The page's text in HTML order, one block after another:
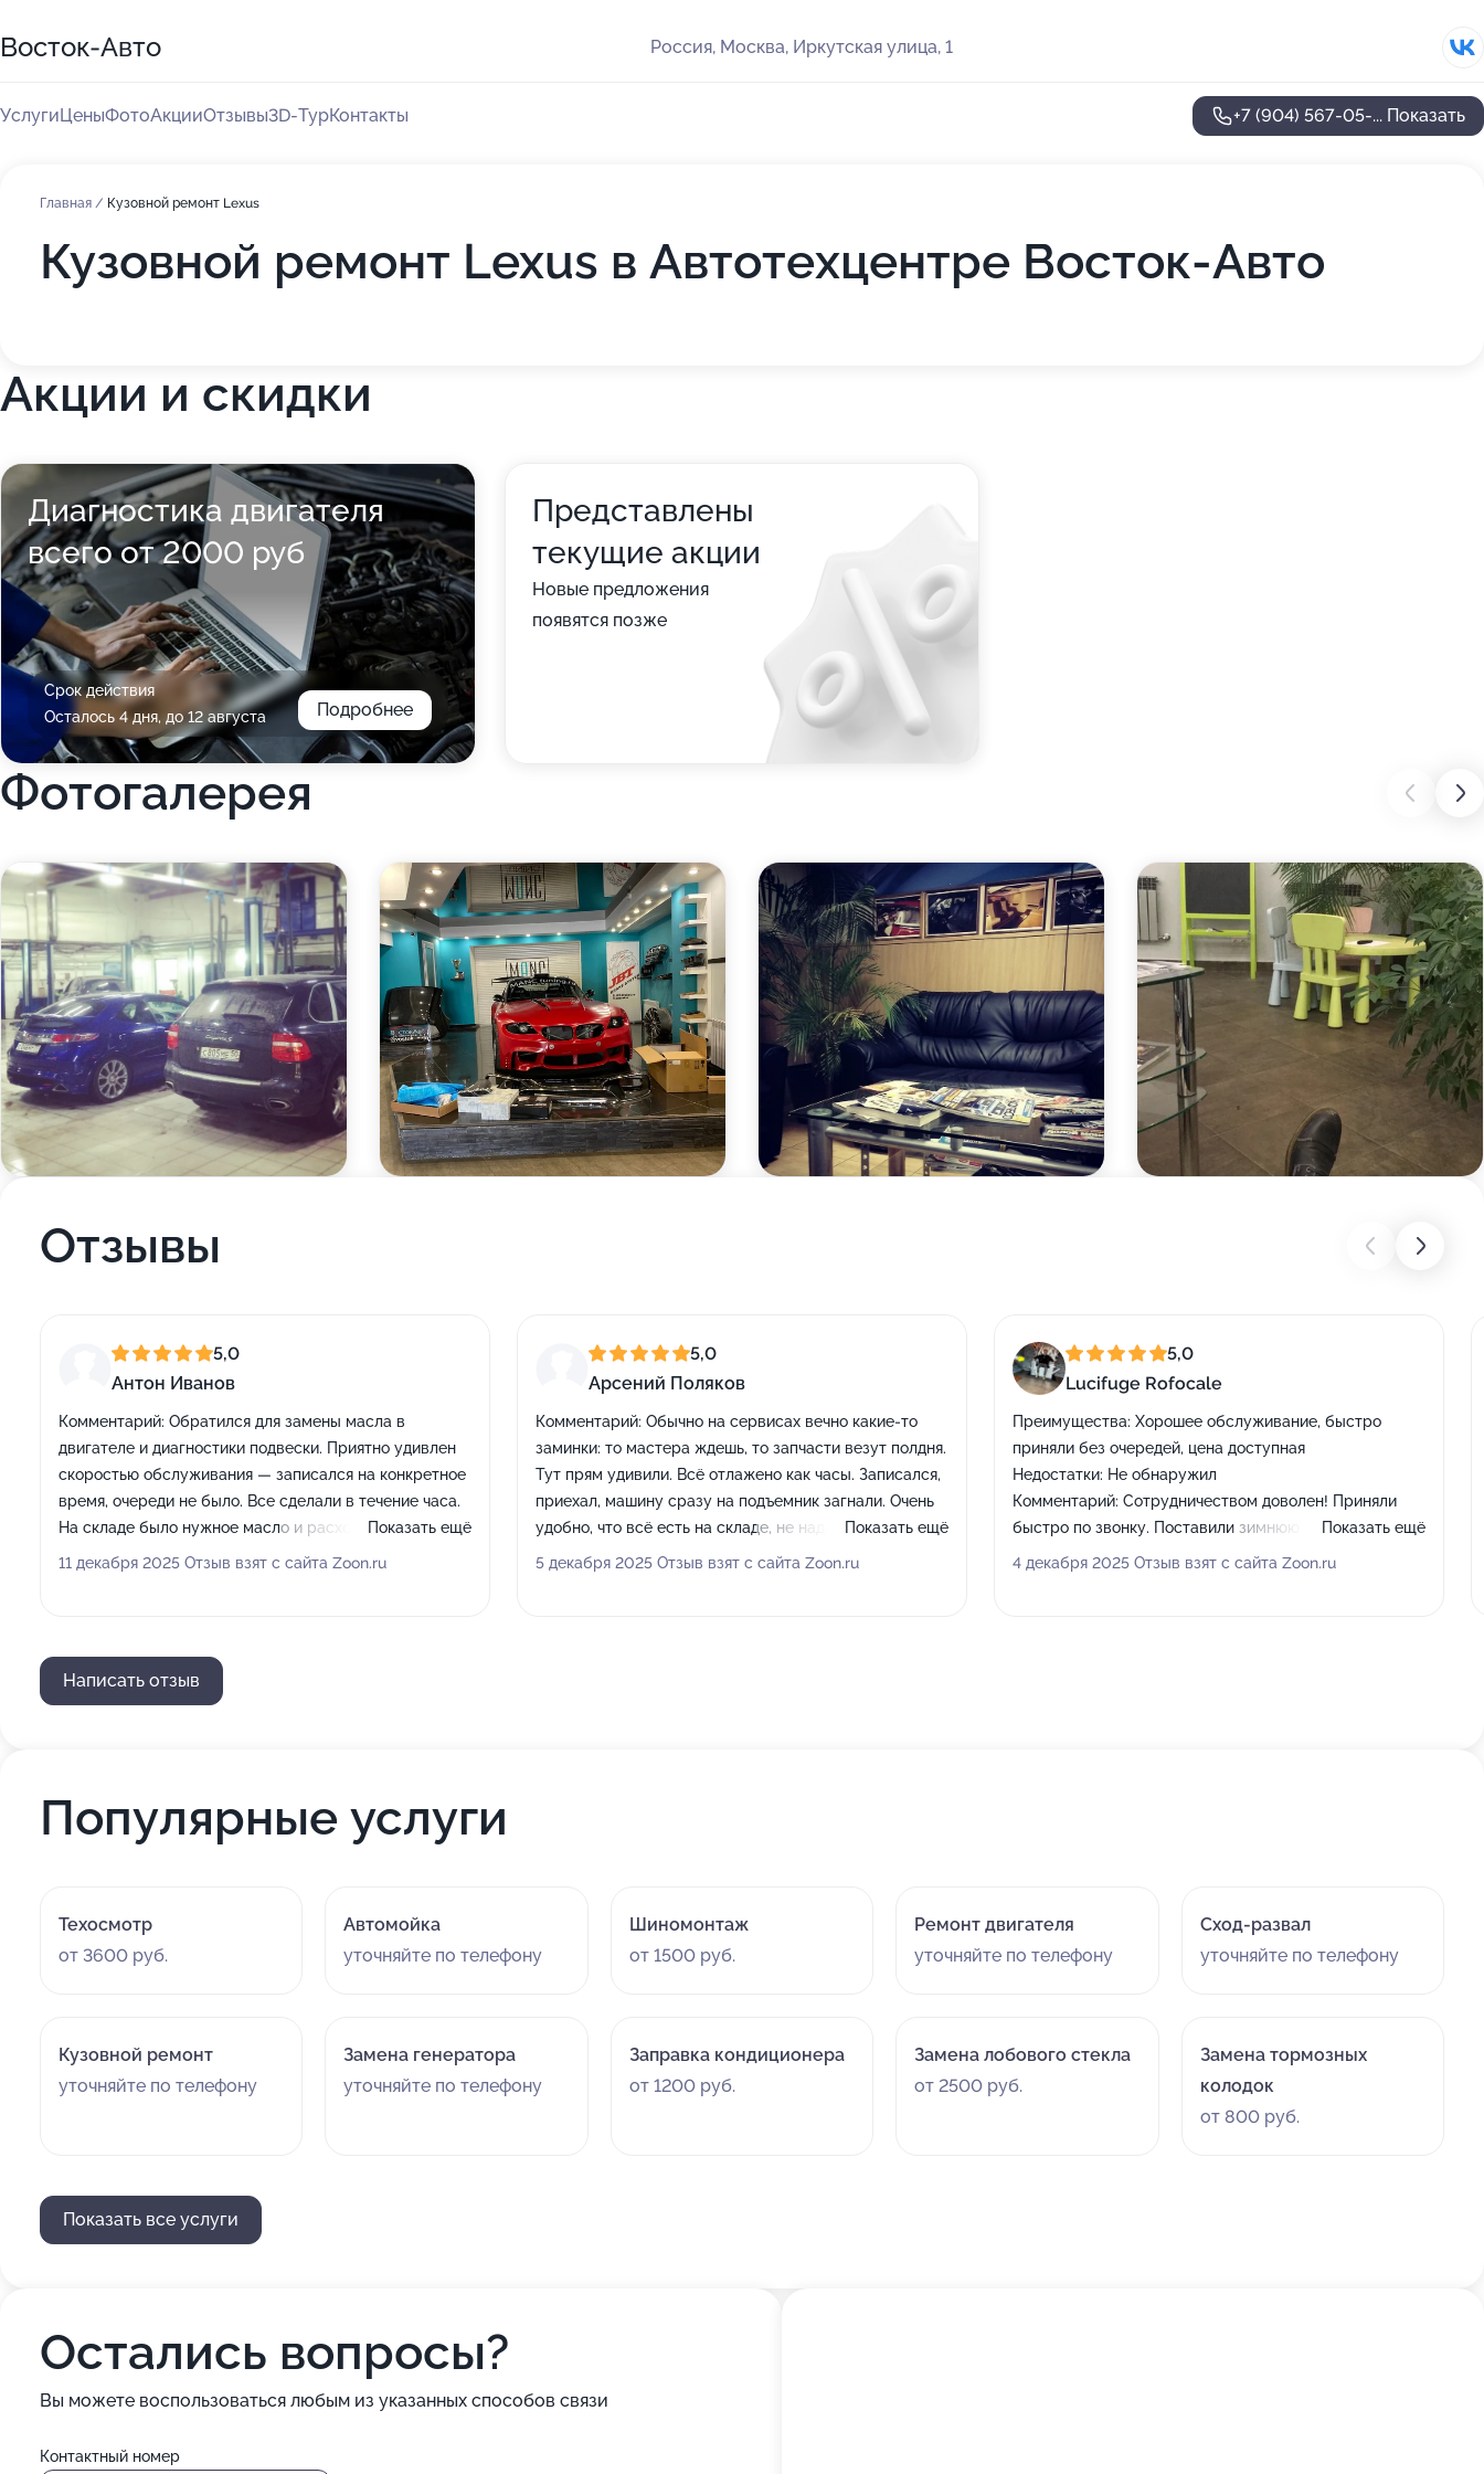
Восток-Авто Россия, Москва, Иркутская улица, 1
УслугиЦеныФотоАкцииОтзывы3D-ТурКонтакты +7 (904) 567-05-... Показать
Главная / Кузовной ремонт Lexus
Кузовной ремонт Lexus в Автотехцентре Восток-Авто
Акции и скидки
Диагностика двигателя
всего от 2000 руб
Срок действия
Осталось 4 дня, до 12 августа
Подробнее
Представлены
текущие акции
Новые предложения
появятся позже
Фотогалерея
Отзывы
5,0
Антон Иванов
Комментарий: Обратился для замены масла в
двигателе и диагностики подвески. Приятно удивлен
скоростью обслуживания — записался на конкретное
время, очереди не было. Все сделали в течение часа.
На складе было нужное масло и расходники, поэтому
не пришлось ждать. По подвеске нашли проблему,
Показать ещё
11 декабря 2025 Отзыв взят с сайта Zoon.ru
5,0
Арсений Поляков
Комментарий: Обычно на сервисах вечно какие-то
заминки: то мастера ждешь, то запчасти везут полдня.
Тут прям удивили. Всё отлажено как часы. Записался,
приехал, машину сразу на подъемник загнали. Очень
удобно, что всё есть на складе, не надо самому
мотаться по магазинам за фильтрами. Масло махнули
Показать ещё
5 декабря 2025 Отзыв взят с сайта Zoon.ru
5,0
Lucifuge Rofocale
Преимущества: Хорошее обслуживание, быстро
приняли без очередей, цена доступная
Недостатки: Не обнаружил
Комментарий: Сотрудничеством доволен! Приняли
быстро по звонку. Поставили зимнюю резину,
отбалансировали. Была проблема с заклинившим
Показать ещё
4 декабря 2025 Отзыв взят с сайта Zoon.ru
Написать отзыв
Популярные услуги
Техосмотр
от 3600 руб.
Автомойка
уточняйте по телефону
Шиномонтаж
от 1500 руб.
Ремонт двигателя
уточняйте по телефону
Сход-развал
уточняйте по телефону
Кузовной ремонт
уточняйте по телефону
Замена генератора
уточняйте по телефону
Заправка кондиционера
от 1200 руб.
Замена лобового стекла
от 2500 руб.
Замена тормозных
колодок
от 800 руб.
Показать все услуги
Остались вопросы?
Вы можете воспользоваться любым из указанных способов связи
Контактный номер